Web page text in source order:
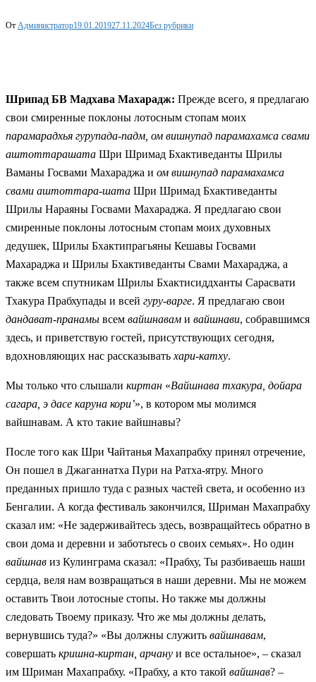
От Администратор19.01.201927.11.2024Без рубрики
Шрипад БВ Мадхава Махарадж: Прежде всего, я предлагаю
свои смиренные поклоны лотосным стопам моих
парамарадхья гурупада-падм, ом вишнупад парамахамса свами
аштоттарашата Шри Шримад Бхактиведанты Шрилы
Ваманы Госвами Махараджа и ом вишнупад парамахамса
свами аштоттара-шата Шри Шримад Бхактиведанты
Шрилы Нараяны Госвами Махараджа. Я предлагаю свои
смиренные поклоны лотосным стопам моих духовных
дедушек, Шрилы Бхактипрагьяны Кешавы Госвами
Махараджа и Шрилы Бхактиведанты Свами Махараджа, а
также всем спутникам Шрилы Бхактисиддханты Сарасвати
Тхакура Прабхупады и всей гуру-варге. Я предлагаю свои
дандават-пранамы всем вайшнавам и вайшнави, собравшимся
здесь, и приветствую гостей, присутствующих сегодня,
вдохновляющих нас рассказывать хари-катху.
Мы только что слышали киртан «Вайшнава тхакура, дойара
сагара, э дасе каруна кори’», в котором мы молимся
вайшнавам. А кто такие вайшнавы?
После того как Шри Чайтанья Махапрабху принял отречение,
Он пошел в Джаганнатха Пури на Ратха-ятру. Много
преданных пришло туда с разных частей света, и особенно из
Бенгалии. А когда фестиваль закончился, Шриман Махапрабху
сказал им: «Не задерживайтесь здесь, возвращайтесь обратно в
свои дома и деревни и заботьтесь о своих семьях». Но один
вайшнав из Кулинграма сказал: «Прабху, Ты разбиваешь наши
сердца, веля нам возвращаться в наши деревни. Мы не можем
оставить Твои лотосные стопы. Но также мы должны
следовать Твоему приказу. Что же мы должны делать,
вернувшись туда?» «Вы должны служить вайшнавам,
совершать кришна-киртан, арчану и все остальное», – сказал
им Шриман Махапрабху. «Прабху, а кто такой вайшнав? –